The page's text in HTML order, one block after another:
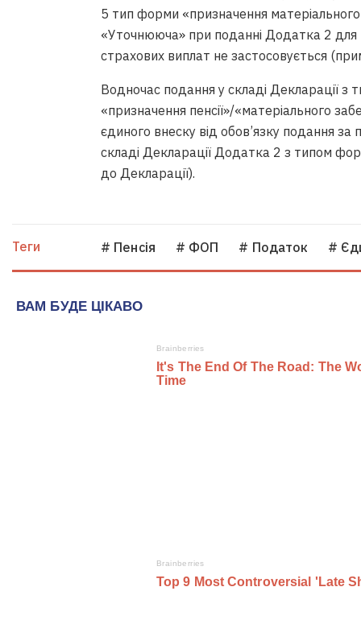
5 тип форми «призначення
«Уточнююча» при поданні Додатка 2 для
страхових виплат не застосовується
Водночас подання у складі Декларації
«призначення пенсії»/«матеріального
єдиного внеску від обов’язку подання
складі Декларації Додатка 2 з типом
до Декларації).
Теги # Пенсія # ФОП # Податок #